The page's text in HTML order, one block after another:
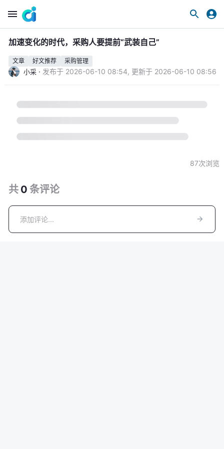
加速变化的时代，采购人要提前“武装自己”
文章 好文推荐 采购管理
小采 · 发布于 2026-06-10 08:54, 更新于 2026-06-10 08:56
87次浏览
共 0 条评论